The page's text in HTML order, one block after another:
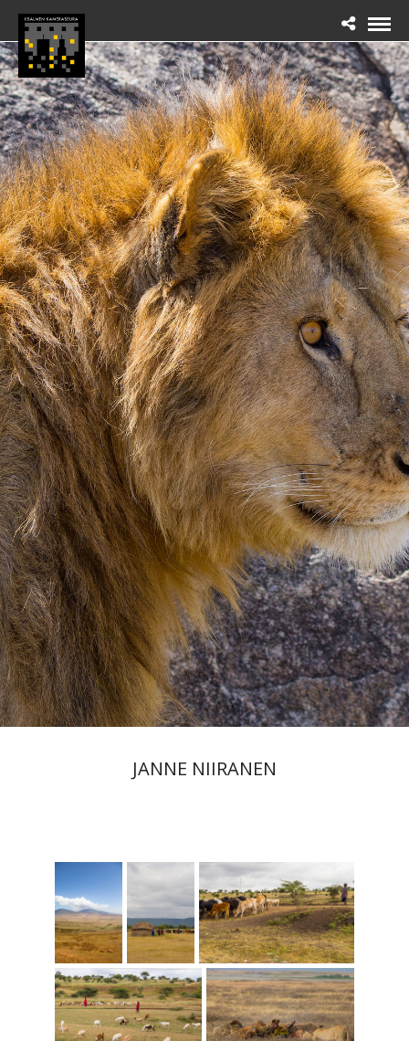
JANNE NIIRANEN